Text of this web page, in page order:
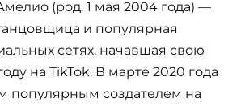
(род. 1 мая 2004 года) —
и популярная
сетях, начавшая свою
на TikTok. В марте 2020 года
популярным создателем на